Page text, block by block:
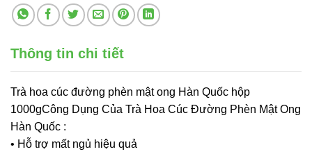
Thông tin chi tiết
Trà hoa cúc đường phèn mật ong Hàn Quốc hộp
1000gCông Dụng Của Trà Hoa Cúc Đường Phèn Mật Ong
Hàn Quốc :
• Hỗ trợ mất ngủ hiệu quả